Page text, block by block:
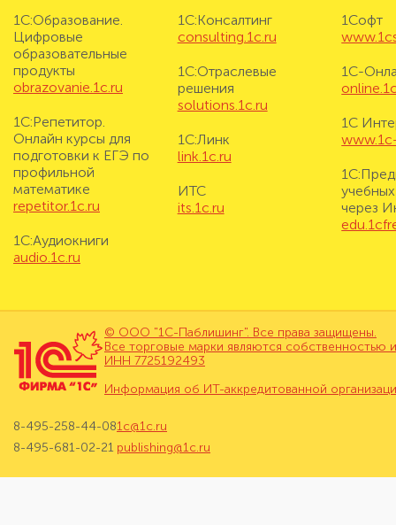
1С:Образование.
Цифровые
образовательные
продукты
obrazovanie.1c.ru
1С:Репетитор.
Онлайн курсы для
подготовки к ЕГЭ по
профильной
математике
repetitor.1c.ru
1С:Аудиокниги
audio.1c.ru
1С:Консалтинг
consulting.1c.ru
1С:Отраслевые
решения
solutions.1c.ru
1С:Линк
link.1c.ru
ИТС
its.1c.ru
1Софт
1С-
1С
через
© ООО "1С-Паблишинг". Все права защищены.
Все торговые марки являются собственностью
ИНН 7725192493
Информация об ИТ-аккредитованной
8-495-258-44-08
8-495-681-02-21
1c@1c.ru
publishing@1c.ru